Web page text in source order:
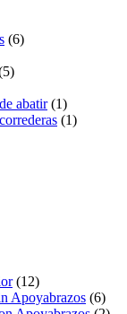
(6)
abatir(1)
(1)
(12)
Apoyabrazos (6)